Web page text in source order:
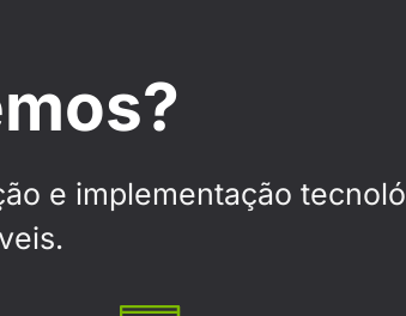
e implementação